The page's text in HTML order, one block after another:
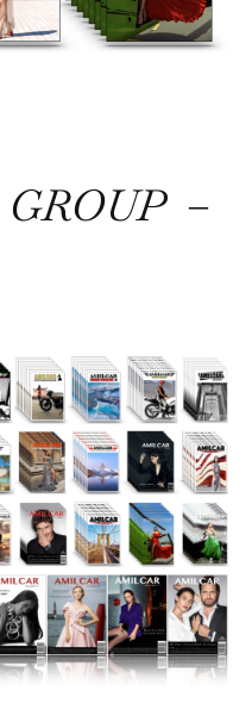
GROUP –